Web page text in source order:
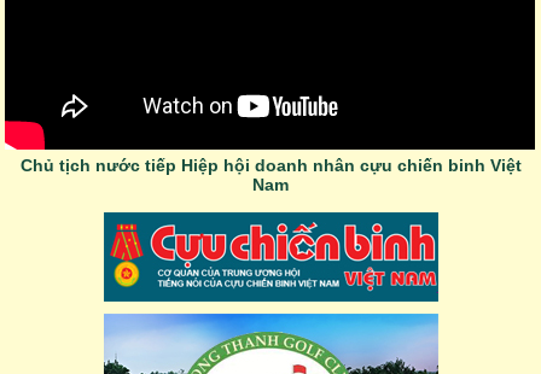
Chủ tịch nước tiếp Hiệp hội doanh nhân cựu chiến binh Việt
Nam